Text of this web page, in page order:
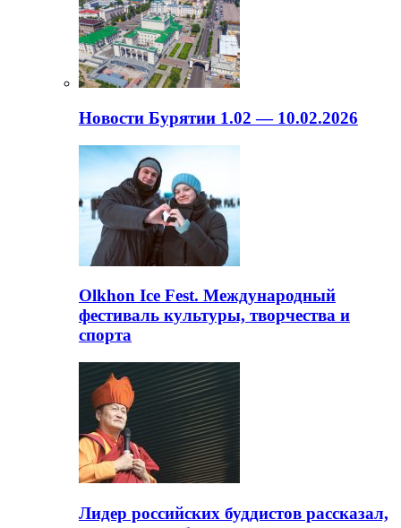
Новости Бурятии 1.02 — 10.02.2026
Olkhon Ice Fest. Международный
фестиваль культуры, творчества и
спорта
Лидер российских буддистов рассказал,